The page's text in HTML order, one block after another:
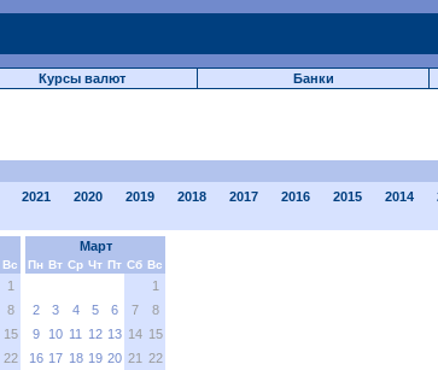
Курсы валют Банки
2021 2020 2019 2018 2017 2016 2015 2014
Вс
1
8
15
22
Март
Пн Вт Ср Чт Пт Сб Вс
1
2
3 4 5 6 7
8
9
10 11 12 13 14 15
16 17 18 19 20 21 22